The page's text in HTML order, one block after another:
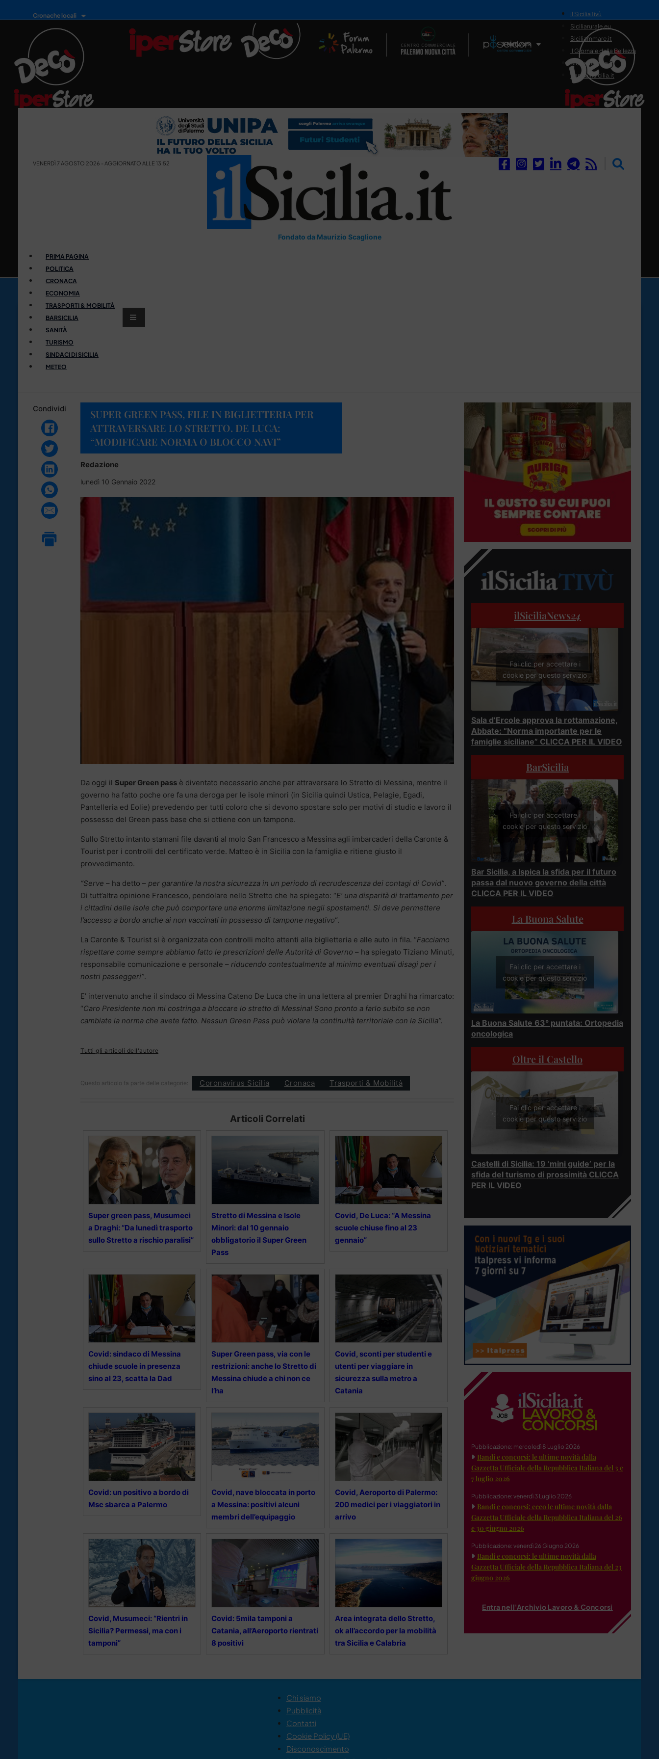
Cronache locali
Il Network
il SiciliaTivù
Siciliarurale.eu
Siciliammare.it
Il Giornale della Bellezza
Siciliamedica.it
Sanitainsicilia.it
VENERDÌ 7 AGOSTO 2026 - AGGIORNATO ALLE 13:52
Fondato da Maurizio Scaglione
PRIMA PAGINA
POLITICA
CRONACA
ECONOMIA
TRASPORTI & MOBILITÀ
BARSICILIA
SANITÀ
TURISMO
SINDACI DI SICILIA
METEO
Condividi
SUPER GREEN PASS, FILE IN BIGLIETTERIA PER
ATTRAVERSARE LO STRETTO. DE LUCA:
“MODIFICARE NORMA O BLOCCO NAVI”
Redazione
lunedì 10 Gennaio 2022
Da oggi il Super Green pass è diventato necessario anche per attraversare lo Stretto di Messina, mentre il
governo ha fatto poche ore fa una deroga per le isole minori (in Sicilia quindi Ustica, Pelagie, Egadi,
Pantelleria ed Eolie) prevedendo per tutti coloro che si devono spostare solo per motivi di studio e lavoro il
possesso del Green pass base che si ottiene con un tampone.
Sullo Stretto intanto stamani file davanti al molo San Francesco a Messina agli imbarcaderi della Caronte &
Tourist per i controlli del certificato verde. Matteo è in Sicilia con la famiglia e ritiene giusto il
provvedimento.
“Serve – ha detto – per garantire la nostra sicurezza in un periodo di recrudescenza dei contagi di Covid”.
Di tutt’altra opinione Francesco, pendolare nello Stretto che ha spiegato: “E’ una disparità di trattamento per
i cittadini delle isole che può comportare una enorme limitazione negli spostamenti. Si deve permettere
l’accesso a bordo anche ai non vaccinati in possesso di tampone negativo“.
La Caronte & Tourist si è organizzata con controlli molto attenti alla biglietteria e alle auto in fila. “Facciamo
rispettare come sempre abbiamo fatto le prescrizioni delle Autorità di Governo – ha spiegato Tiziano Minuti,
responsabile comunicazione e personale – riducendo contestualmente al minimo eventuali disagi per i
nostri passeggeri”.
E’ intervenuto anche il sindaco di Messina Cateno De Luca che in una lettera al premier Draghi ha rimarcato:
“Caro Presidente non mi costringa a bloccare lo stretto di Messina! Sono pronto a farlo subito se non
cambiate la norma che avete fatto. Nessun Green Pass può violare la continuità territoriale con la Sicilia”.
Tutti gli articoli dell'autore
Questo articolo fa parte delle categorie: Coronavirus Sicilia Cronaca Trasporti & Mobilità
Articoli Correlati
Super green pass, Musumeci
a Draghi: “Da lunedì trasporto
sullo Stretto a rischio paralisi”
Stretto di Messina e Isole
Minori: dal 10 gennaio
obbligatorio il Super Green
Pass
Covid, De Luca: “A Messina
scuole chiuse fino al 23
gennaio”
Covid: sindaco di Messina
chiude scuole in presenza
sino al 23, scatta la Dad
Super Green pass, via con le
restrizioni: anche lo Stretto di
Messina chiude a chi non ce
l’ha
Covid, sconti per studenti e
utenti per viaggiare in
sicurezza sulla metro a
Catania
Covid: un positivo a bordo di
Msc sbarca a Palermo
Covid, nave bloccata in porto
a Messina: positivi alcuni
membri dell’equipaggio
Covid, Aeroporto di Palermo:
200 medici per i viaggiatori in
arrivo
Covid, Musumeci: “Rientri in
Sicilia? Permessi, ma con i
tamponi”
Covid: 5mila tamponi a
Catania, all’Aeroporto rientrati
8 positivi
Area integrata dello Stretto,
ok all’accordo per la mobilità
tra Sicilia e Calabria
ilSiciliaNews24
Fai clic per accettare i
cookie per questo servizio
Sala d’Ercole approva la rottamazione,
Abbate: “Norma importante per le
famiglie siciliane” CLICCA PER IL VIDEO
BarSicilia
Fai clic per accettare i
cookie per questo servizio
Bar Sicilia, a Ispica la sfida per il futuro
passa dal nuovo governo della città
CLICCA PER IL VIDEO
La Buona Salute
Fai clic per accettare i
cookie per questo servizio
La Buona Salute 63° puntata: Ortopedia
oncologica
Oltre il Castello
Fai clic per accettare i
cookie per questo servizio
Castelli di Sicilia: 19 ‘mini guide’ per la
sfida del turismo di prossimità CLICCA
PER IL VIDEO
Pubblicazione: mercoledì 8 Luglio 2026
Bandi e concorsi: le ultime novità dalla
Gazzetta Ufficiale della Repubblica Italiana del 3 e
7 luglio 2026
Pubblicazione: venerdì 3 Luglio 2026
Bandi e concorsi: ecco le ultime novità dalla
Gazzetta Ufficiale della Repubblica Italiana del 26
e 30 giugno 2026
Pubblicazione: venerdì 26 Giugno 2026
Bandi e concorsi: le ultime novità dalla
Gazzetta Ufficiale della Repubblica Italiana del 23
giugno 2026
Entra nell'Archivio Lavoro & Concorsi
Chi siamo
Pubblicità
Contatti
Cookie Policy (UE)
Disconoscimento